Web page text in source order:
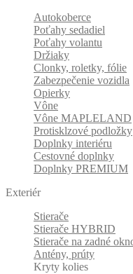
Autokoberce
Poťahy sedadiel
Poťahy volantu
Držiaky
Clonky, roletky, fólie
Zabezpečenie vozidla
Opierky
Vône
Vône MAPLELAND
Protisklzové podložky
Doplnky interiéru
Cestovné doplnky
Doplnky PREMIUM
Exteriér
Stierače
Stierače HYBRID
Stierače na zadné
Antény, prúty
Kryty kolies